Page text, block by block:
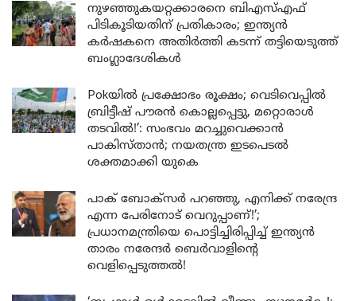
നുഴഞ്ഞുകയറ്റക്കാരനെ ബിഎസ്എഫ്
പിടികൂടിയതിന് പ്രതികാരം; ഇന്ത്യൻ
കർഷകനെ അതിർത്തി കടന്ന് തട്ടിയെടുത്ത്
ബംഗ്ലാദേശികൾ
Pokയിൽ പ്രക്ഷോഭം രൂക്ഷം; വെടിവെപ്പിൽ
ബ്രിട്ടീഷ് പൗരൻ കൊല്ലപ്പെട്ടു, മറ്റൊരാൾ
തടവിൽ!’: സംഭവം മറച്ചുവെക്കാൻ
പാകിസ്താൻ; നയതന്ത്ര ഇടപെടൽ
ശക്തമാക്കി യുകെ
പാക് ബോക്സർ പറഞ്ഞു, എനിക്ക് നരേന്ദ്ര
എന്ന പേരിനോട് വെറുപ്പാണ്!’;
പ്രധാനമന്ത്രിയെ പൊട്ടിച്ചിരിപ്പിച്ച് ഇന്ത്യൻ
താരം നരേന്ദർ ബെർവാളിന്റെ
വെളിപ്പെടുത്തൽ!